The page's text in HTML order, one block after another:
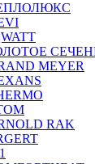
MEYER
RAK